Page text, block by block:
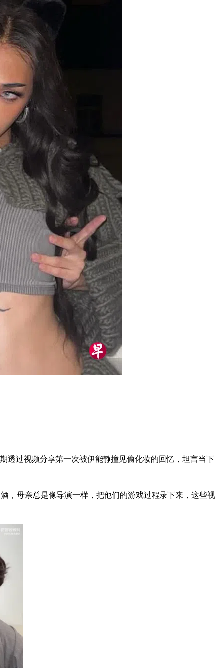
透过视频分享第一次被伊能静撞见偷化妆的回忆，坦言当下
，母亲总是像导演一样，把他们的游戏过程录下来，这些视